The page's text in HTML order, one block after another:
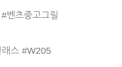
#벤츠중고그릴
스 #W205